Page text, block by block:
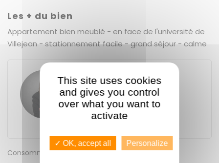
Les + du bien
Appartement bien meublé - en face de l'université de
Villejean - stationnement facile - grand séjour - calme
Solène FLEURY
GUENNO - GUENNO LOCATION
11 place du Bas des Lices
35000Rennes
Contacter l'agence
Consommation énergétique E
This site uses cookies
and gives you control
over what you want to
activate
✓ OK, accept all Personalize